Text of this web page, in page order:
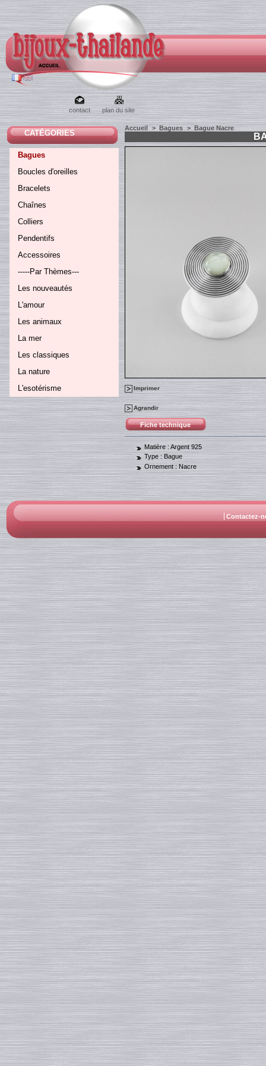
contact plan du site
CATÉGORIES
Bagues
Boucles d'oreilles
Bracelets
Chaînes
Colliers
Pendentifs
Accessoires
-----Par Thèmes---
Les nouveautés
L'amour
Les animaux
La mer
Les classiques
La nature
L'esotérisme
Accueil > Bagues > Bague Nacre
Imprimer
Agrandir
Fiche technique
Matière : Argent 925
Type : Bague
Ornement :Nacre
Contactez-